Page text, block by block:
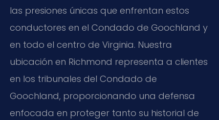
las presiones únicas que enfrentan estos
conductores en el Condado de Goochland y
en todo el centro de Virginia. Nuestra
ubicación en Richmond representa a clientes
en los tribunales del Condado de
Goochland, proporcionando una defensa
enfocada en proteger tanto su historial de